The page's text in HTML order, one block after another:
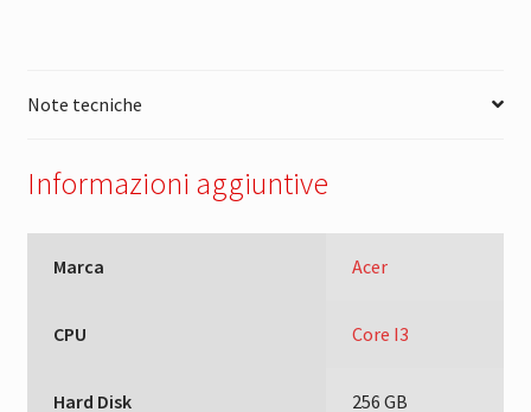
Note tecniche
Informazioni aggiuntive
Marca Acer
CPU Core I3
Hard Disk 256 GB